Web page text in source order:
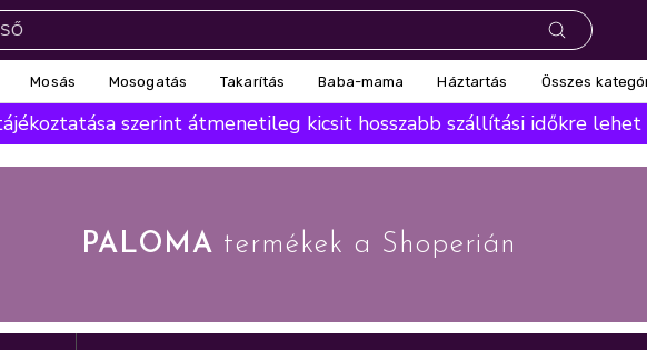
Mosás Mosogatás Takarítás Baba-mama Háztartás Összes
szerint átmenetileg kicsit hosszabb szállítási időkre lehet
PALOMA termékek a Shoperián